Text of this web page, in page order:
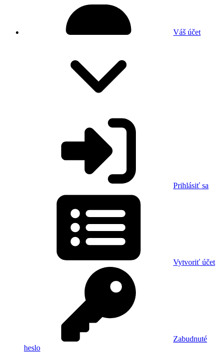
Váš účet
Prihlásiť sa
Vytvoriť účet
Zabudnuté
heslo